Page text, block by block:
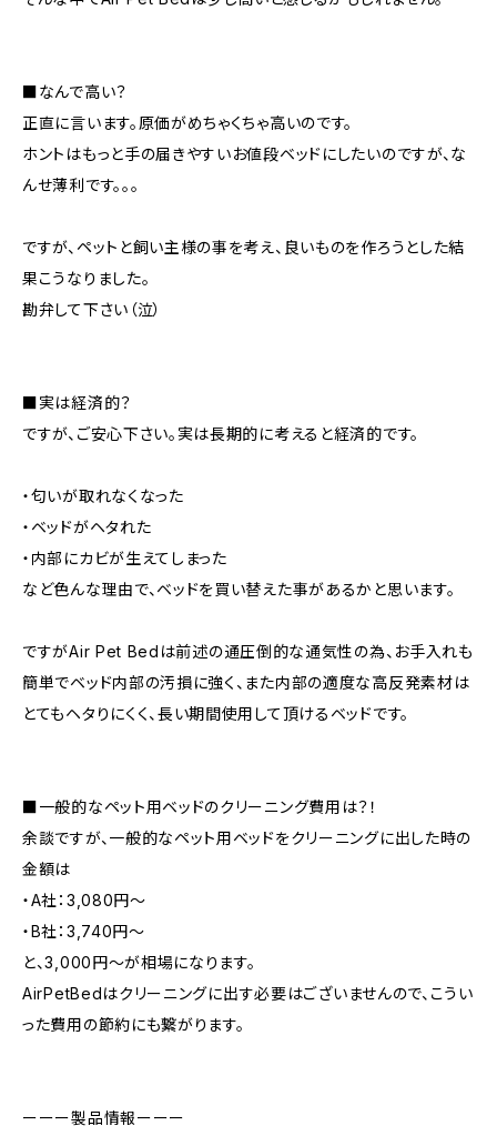
■なんで高い？
正直に言います。原価がめちゃくちゃ高いのです。
ホントはもっと手の届きやすいお値段ベッドにしたいのですが、な
んせ薄利です。。。
ですが、ペットと飼い主様の事を考え、良いものを作ろうとした結
果こうなりました。
勘弁して下さい（泣）
■実は経済的？
ですが、ご安心下さい。実は長期的に考えると経済的です。
・匂いが取れなくなった
・ベッドがヘタれた
・内部にカビが生えてしまった
など色んな理由で、ベッドを買い替えた事があるかと思います。
ですがAir Pet Bedは前述の通圧倒的な通気性の為、お手入れも
簡単でベッド内部の汚損に強く、また内部の適度な高反発素材は
とてもヘタりにくく、長い期間使用して頂けるベッドです。
■一般的なペット用ベッドのクリーニング費用は？！
余談ですが、一般的なペット用ベッドをクリーニングに出した時の
金額は
・A社：3,080円～
・B社：3,740円～
と、3,000円～が相場になります。
AirPetBedはクリーニングに出す必要はございませんので、こうい
った費用の節約にも繋がります。
ーーー製品情報ーーー